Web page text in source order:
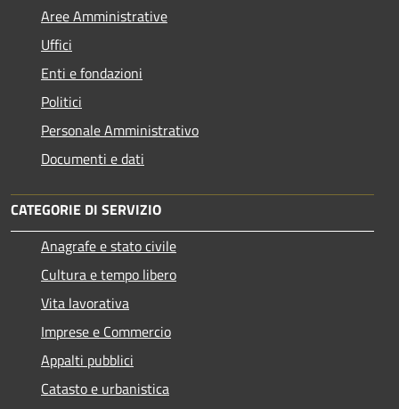
Aree Amministrative
Uffici
Enti e fondazioni
Politici
Personale Amministrativo
Documenti e dati
CATEGORIE DI SERVIZIO
Anagrafe e stato civile
Cultura e tempo libero
Vita lavorativa
Imprese e Commercio
Appalti pubblici
Catasto e urbanistica